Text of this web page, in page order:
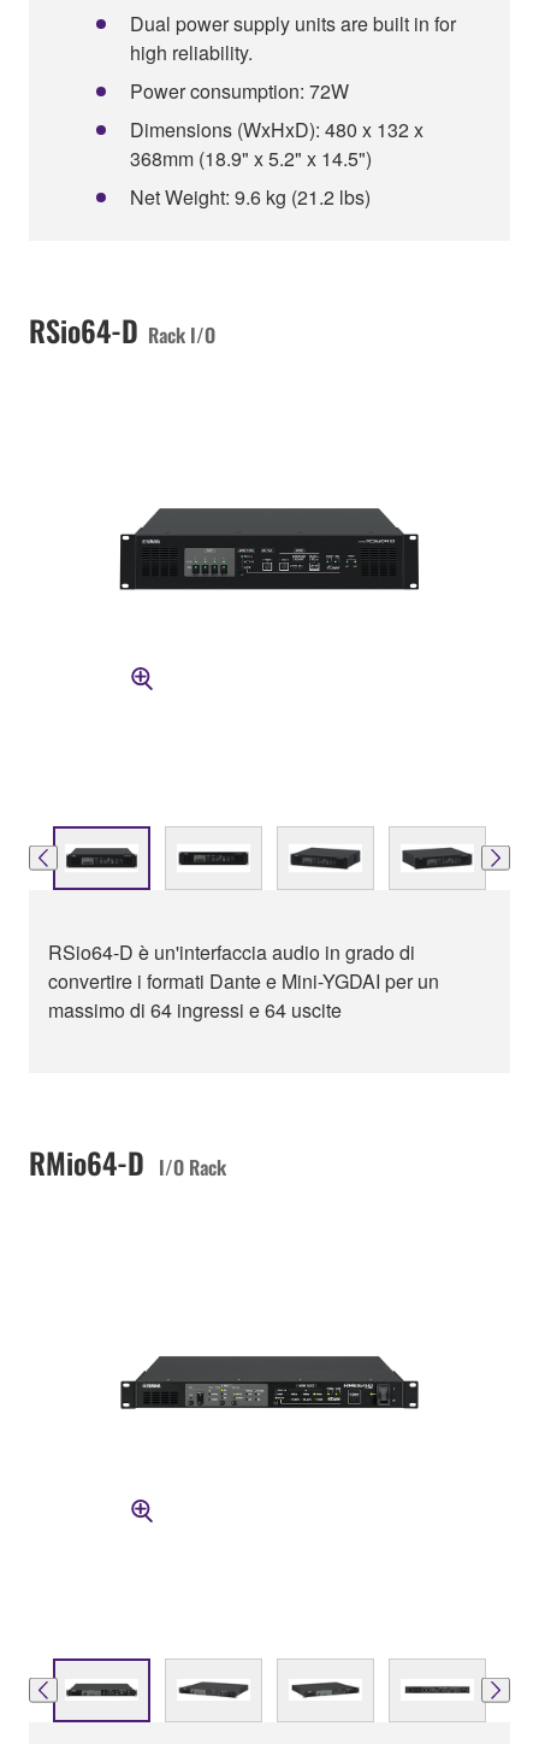
Dual power supply units are built in for
high reliability.
Power consumption: 72W
Dimensions (WxHxD): 480 x 132 x
368mm (18.9" x 5.2" x 14.5")
Net Weight: 9.6 kg (21.2 lbs)
RSio64-D Rack I/O
RSio64-D è un'interfaccia audio in grado di
convertire i formati Dante e Mini-YGDAI per un
massimo di 64 ingressi e 64 uscite
RMio64-D I/O Rack